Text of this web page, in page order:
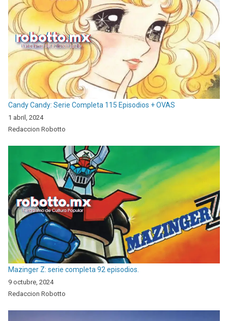
Candy Candy: Serie Completa 115 Episodios + OVAS
1 abril, 2024
Redaccion Robotto
Mazinger Z: serie completa 92 episodios.
9 octubre, 2024
Redaccion Robotto